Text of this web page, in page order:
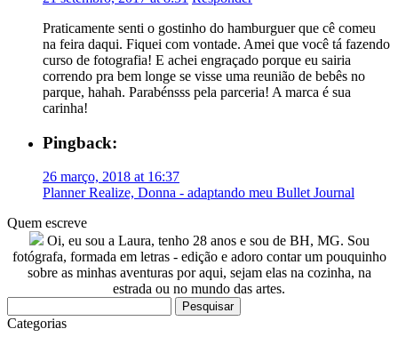
Praticamente senti o gostinho do hamburguer que cê comeu
na feira daqui. Fiquei com vontade. Amei que você tá fazendo
curso de fotografia! E achei engraçado porque eu sairia
correndo pra bem longe se visse uma reunião de bebês no
parque, hahah. Parabénsss pela parceria! A marca é sua
carinha!
Pingback:
26 março, 2018 at 16:37
Planner Realize, Donna - adaptando meu Bullet Journal
Quem escreve
Oi, eu sou a Laura, tenho 28 anos e sou de BH, MG. Sou
fotógrafa, formada em letras - edição e adoro contar um pouquinho
sobre as minhas aventuras por aqui, sejam elas na cozinha, na
estrada ou no mundo das artes.
por:
Categorias